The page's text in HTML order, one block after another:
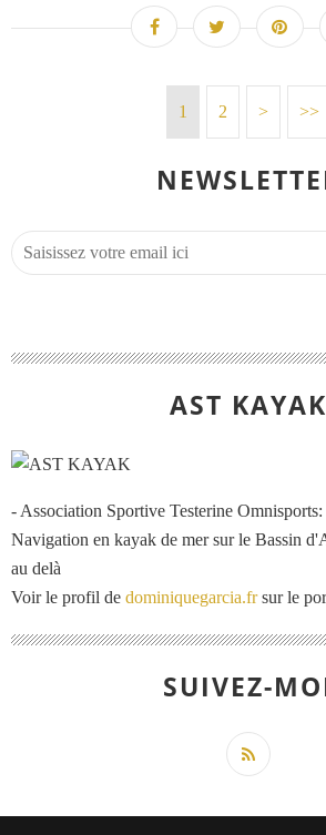
1 2 > >>
AST KAYAK
- Association Sportive Testerine
Navigation en kayak de mer sur le Bassin
au delà
Voir le profil de dominiquegarcia.frsur le
SUIVEZ-